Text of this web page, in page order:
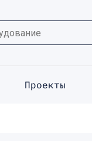
Проекты